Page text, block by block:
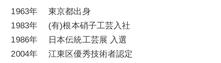
1963年 東京都出身
1983年 (有)根本硝子工芸入社
1986年 日本伝統工芸展 入選
2004年 江東区優秀技術者認定